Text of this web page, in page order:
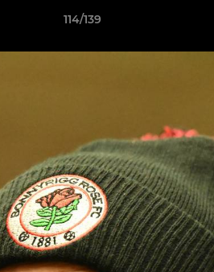
114/139